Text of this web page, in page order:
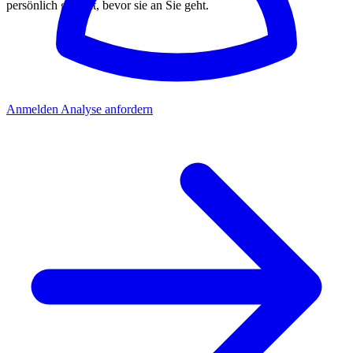
Anmelden Analyse anfordern
persönlich geprüft, bevor sie an Sie geht.